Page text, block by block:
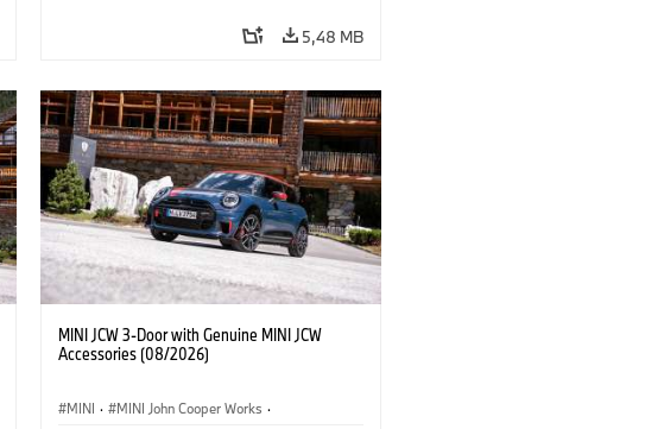
5,48 MB
MINI JCW 3-Door with Genuine MINI JCW
Accessories (08/2026)
MINI · MINI John Cooper Works ·